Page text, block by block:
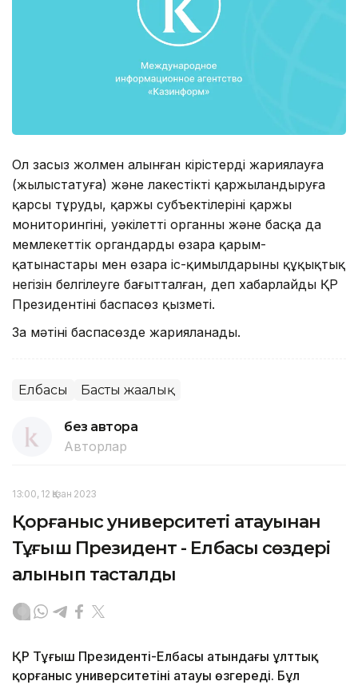
Ол заңсыз жолмен алынған кірістерді жариялауға
(жылыстатуға) және лаңкестікті қаржыландыруға
қарсы тұрудың, қаржы субъектілерінің қаржы
мониторингінің, уәкілетті органның және басқа да
мемлекеттік органдардың өзара қарым-
қатынастары мен өзара іс-қимылдарының құқықтық
негізін белгілеуге бағытталған, деп хабарлайды ҚР
Президентінің баспасөз қызметі.
Заң мәтіні баспасөзде жарияланады.
Елбасы Басты жаңалық
без автора
Авторлар
13:00, 12 Қазан 2023
Қорғаныс университеті атауынан
Тұңғыш Президент - Елбасы сөздері
алынып тасталды
ҚР Тұңғыш Президенті-Елбасы атындағы ұлттық
қорғаныс университетінің атауы өзгереді. Бұл